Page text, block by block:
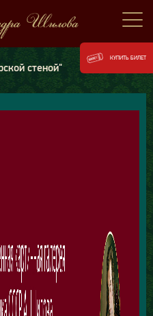
стеной"
КУПИТЬ БИЛЕТ